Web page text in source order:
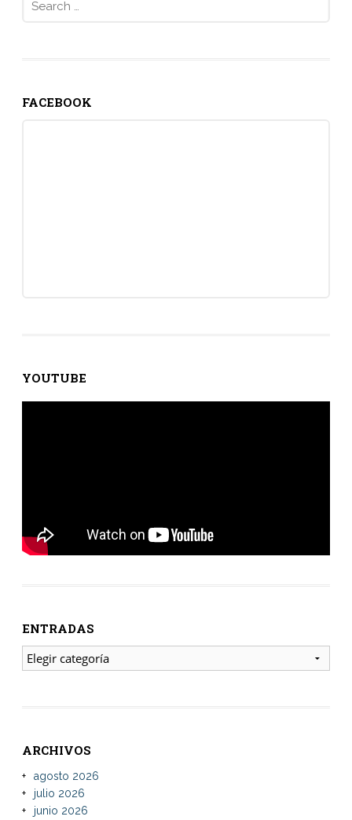
for:
FACEBOOK
YOUTUBE
ENTRADAS
ENTRADAS
ARCHIVOS
agosto 2026
julio 2026
junio 2026